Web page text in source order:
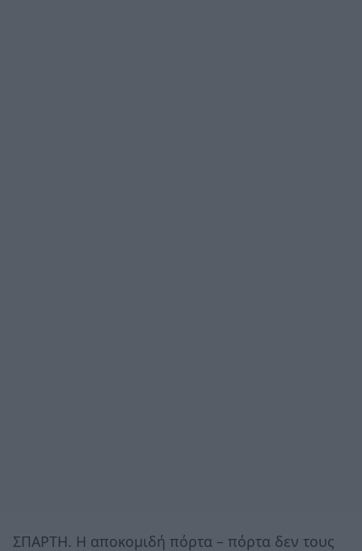
ΣΠΑΡΤΗ. Η αποκομιδή πόρτα – πόρτα δεν τους